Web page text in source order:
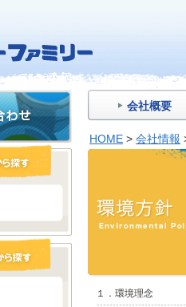
会社概要
HOME > 会社情報
１．環境理念